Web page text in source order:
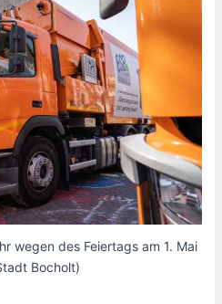
wegen des Feiertags am 1. Mai
Bocholt)